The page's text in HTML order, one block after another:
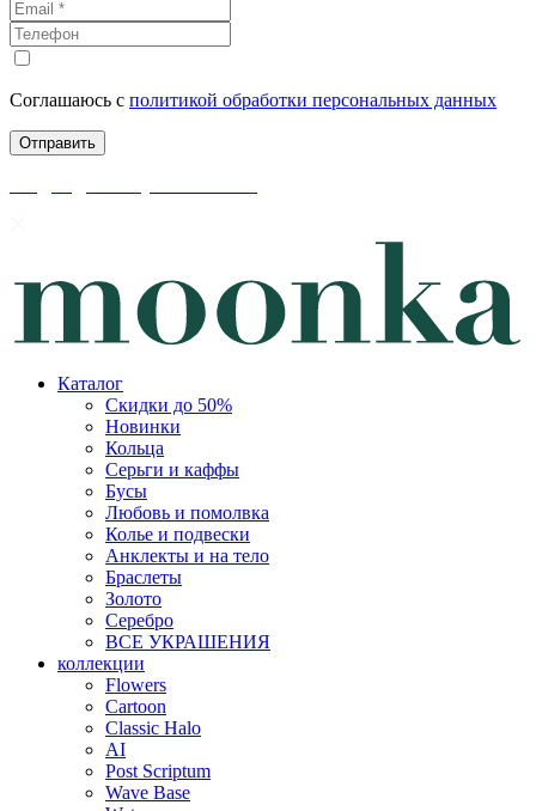
Соглашаюсь с политикой обработки персональных данных
Каталог
Скидки до 50%
Новинки
Кольца
Серьги и каффы
Бусы
Любовь и помолвка
Колье и подвески
Анклекты и на тело
Браслеты
Золото
Серебро
ВСЕ УКРАШЕНИЯ
коллекции
Flowers
Cartoon
Classic Halo
AI
Post Scriptum
Wave Base